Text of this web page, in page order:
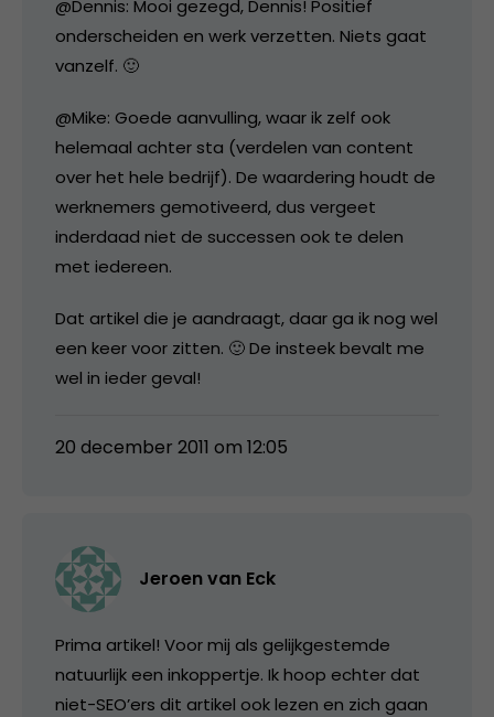
@Dennis: Mooi gezegd, Dennis! Positief
onderscheiden en werk verzetten. Niets gaat
vanzelf. 🙂
@Mike: Goede aanvulling, waar ik zelf ook
helemaal achter sta (verdelen van content
over het hele bedrijf). De waardering houdt de
werknemers gemotiveerd, dus vergeet
inderdaad niet de successen ook te delen
met iedereen.
Dat artikel die je aandraagt, daar ga ik nog wel
een keer voor zitten. 🙂 De insteek bevalt me
wel in ieder geval!
20 december 2011 om 12:05
Jeroen van Eck
Prima artikel! Voor mij als gelijkgestemde
natuurlijk een inkoppertje. Ik hoop echter dat
niet-SEO’ers dit artikel ook lezen en zich gaan